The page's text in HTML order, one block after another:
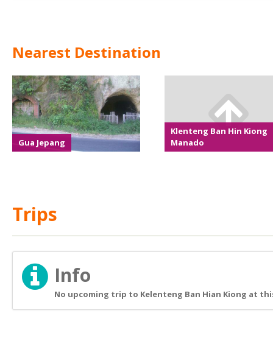
Nearest Destination
Gua Jepang
Klenteng Ban Hin Kiong
Manado
Trips
Info
No upcoming trip to Kelenteng Ban Hian Kiong at